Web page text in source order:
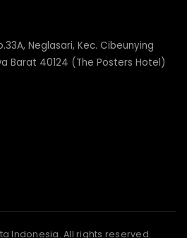
Neglasari, Kec. Cibeunying
Barat 40124 (The Posters Hotel)
Indonesia. All rights reserved.